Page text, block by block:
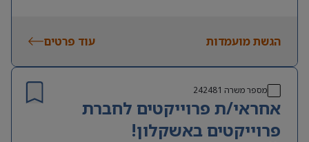
• הזדמנות להשתלב במרכז רפואי מוביל עם אופק מקצועי
הגשת מועמדות עוד פרטים
מספר משרה 242481
אחראי/ת פרוייקטים לחברת
פרוייקטים באשקלון!